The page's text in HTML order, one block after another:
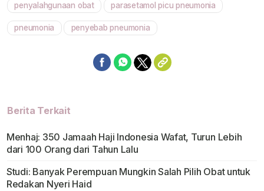
penyalahgunaan obat parasetamol picu pneumonia
pneumonia penyebab pneumonia
Berita Terkait
Menhaj: 350 Jamaah Haji Indonesia Wafat, Turun Lebih
dari 100 Orang dari Tahun Lalu
Studi: Banyak Perempuan Mungkin Salah Pilih Obat untuk
Redakan Nyeri Haid